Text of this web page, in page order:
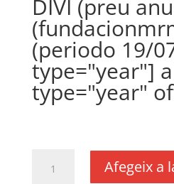
DIVI (preu
(periodo 19/
type="year"]
type="year"
Afegeix a